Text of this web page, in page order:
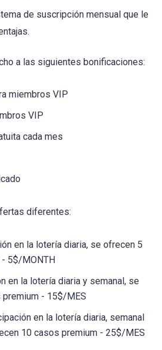
de suscripción mensual que le
a las siguientes bonificaciones:
miembros VIP
VIP
cada mes
diferentes:
en la lotería diaria, se ofrecen 5
5$/MONTH
en la lotería diaria y semanal, se
- 15$/MES
en la lotería diaria, semanal
10 casos premium - 25$/MES